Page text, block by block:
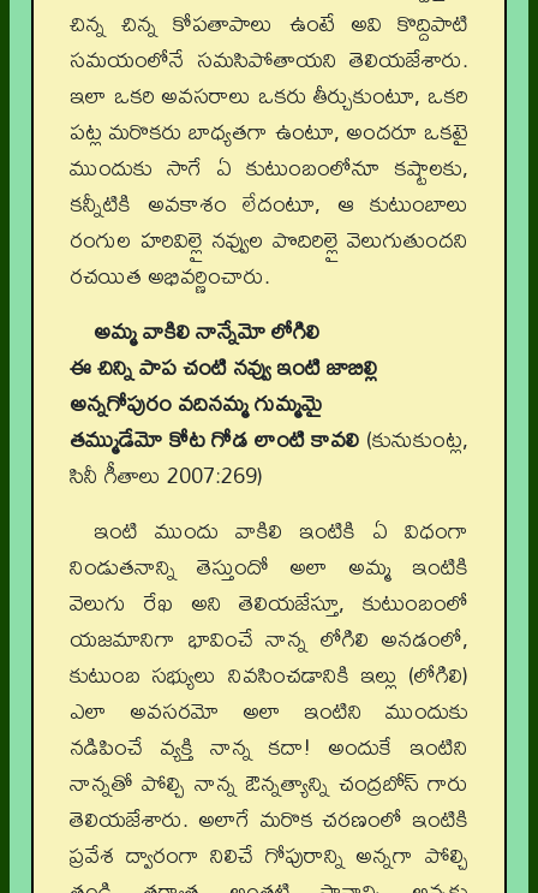
చిన్న చిన్న కోపతాపాలు ఉంటే అవి కొద్దిపాటి
సమయంలోనే సమసిపోతాయని తెలియజేశారు.
ఇలా ఒకరి అవసరాలు ఒకరు తీర్చుకుంటూ, ఒకరి
పట్ల మరొకరు బాధ్యతగా ఉంటూ, అందరూ ఒకటై
ముందుకు సాగే ఏ కుటుంబంలోనూ కష్టాలకు,
కన్నీటికి అవకాశం లేదంటూ, ఆ కుటుంబాలు
రంగుల హరివిల్లై నవ్వుల పొదిరిల్లై వెలుగుతుందని
రచయిత అభివర్ణించారు.
అమ్మ వాకిలి నాన్నేమో లోగిలి
ఈ చిన్ని పాప చంటి నవ్వు ఇంటి జాబిల్లి
అన్నగోపురం వదినమ్మ గుమ్మమై
తమ్ముడేమో కోట గోడ లాంటి కావలి(కునుకుంట్ల,
సినీ గీతాలు 2007:269)
ఇంటి ముందు వాకిలి ఇంటికి ఏ విధంగా
నిండుతనాన్ని తెస్తుందో అలా అమ్మ ఇంటికి
వెలుగు రేఖ అని తెలియజేస్తూ, కుటుంబంలో
యజమానిగా భావించే నాన్న లోగిలి అనడంలో,
కుటుంబ సభ్యులు నివసించడానికి ఇల్లు (లోగిలి)
ఎలా అవసరమో అలా ఇంటిని ముందుకు
నడిపించే వ్యక్తి నాన్న కదా! అందుకే ఇంటిని
నాన్నతో పోల్చి నాన్న ఔన్నత్యాన్ని చంద్రబోస్ గారు
తెలియజేశారు. అలాగే మరొక చరణంలో ఇంటికి
ప్రవేశ ద్వారంగా నిలిచే గోపురాన్ని అన్నగా పోల్చి